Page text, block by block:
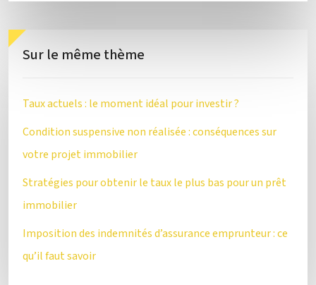
Sur le même thème
Taux actuels : le moment idéal pour investir ?
Condition suspensive non réalisée : conséquences sur
votre projet immobilier
Stratégies pour obtenir le taux le plus bas pour un prêt
immobilier
Imposition des indemnités d’assurance emprunteur : ce
qu’il faut savoir